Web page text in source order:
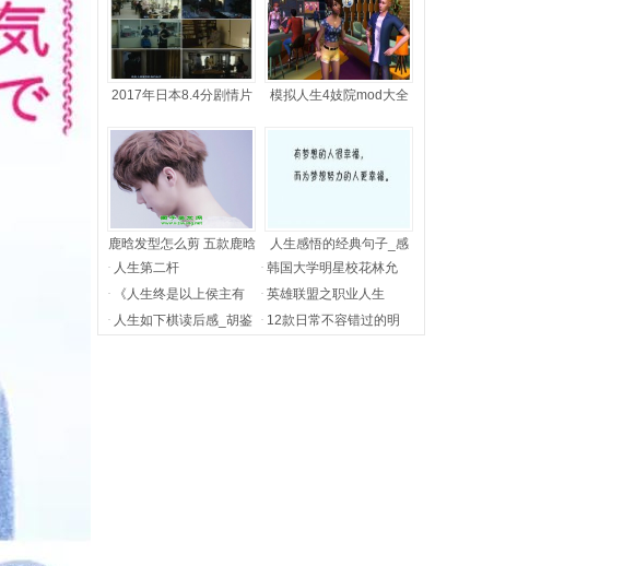
2017年日本8.4分剧情片
模拟人生4妓院mod大全
鹿晗发型怎么剪 五款鹿晗
人生感悟的经典句子_感
悟
· 人生第二杆 · 韩国大学明星校花林允
儿全
·
《人生终是以上侯主有
一打
· 英雄联盟之职业人生
· 人生如下棋读后感_胡鉴
· 12款日常不容错过的明